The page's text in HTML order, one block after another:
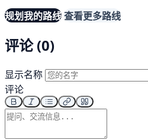
规划我的路线查看更多路线
评论 (0)
显示名称
评论